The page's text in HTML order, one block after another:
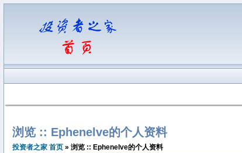
浏览 :: Ephenelve的个人资料
投资者之家 首页 » 浏览 :: Ephenelve的个人资料